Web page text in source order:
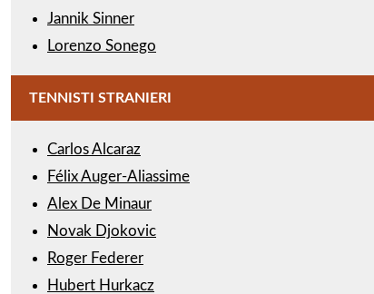
Jannik Sinner
Lorenzo Sonego
TENNISTI STRANIERI
Carlos Alcaraz
Félix Auger-Aliassime
Alex De Minaur
Novak Djokovic
Roger Federer
Hubert Hurkacz